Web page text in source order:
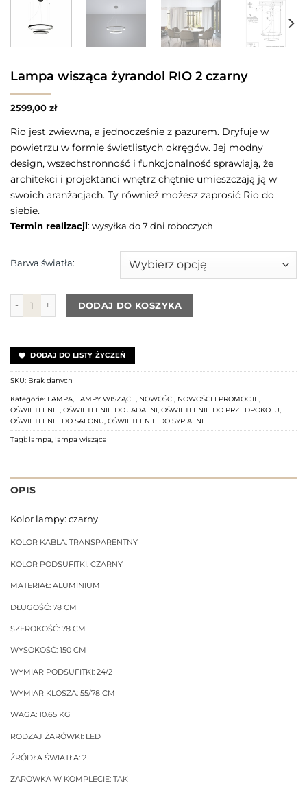
Lampa wisząca żyrandol RIO 2 czarny
2599,00 zł
Rio jest zwiewna, a jednocześnie z pazurem. Dryfuje w
powietrzu w formie świetlistych okręgów. Jej modny
design, wszechstronność i funkcjonalność sprawiają, że
architekci i projektanci wnętrz chętnie umieszczają ją w
swoich aranżacjach. Ty również możesz zaprosić Rio do
siebie.
Termin realizacji: wysyłka do 7 dni roboczych
Barwa światła:
ilość Lampa wisząca żyrandol RIO 2 czarny
DODAJ DO KOSZYKA
DODAJ DO LISTY ŻYCZEŃ
SKU: Brak danych
Kategorie: LAMPA, LAMPY WISZĄCE, NOWOŚCI, NOWOŚCI I PROMOCJE,
OŚWIETLENIE, OŚWIETLENIE DO JADALNI, OŚWIETLENIE DO PRZEDPOKOJU,
OŚWIETLENIE DO SALONU, OŚWIETLENIE DO SYPIALNI
Tagi: lampa, lampa wisząca
OPIS
Kolor lampy: czarny
KOLOR KABLA: TRANSPARENTNY
KOLOR PODSUFITKI: CZARNY
MATERIAŁ: ALUMINIUM
DŁUGOŚĆ: 78 CM
SZEROKOŚĆ: 78 CM
WYSOKOŚĆ: 150 CM
WYMIAR PODSUFITKI: 24/2
WYMIAR KLOSZA: 55/78 CM
WAGA: 10.65 KG
RODZAJ ŻARÓWKI: LED
ŹRÓDŁA ŚWIATŁA: 2
ŻARÓWKA W KOMPLECIE: TAK